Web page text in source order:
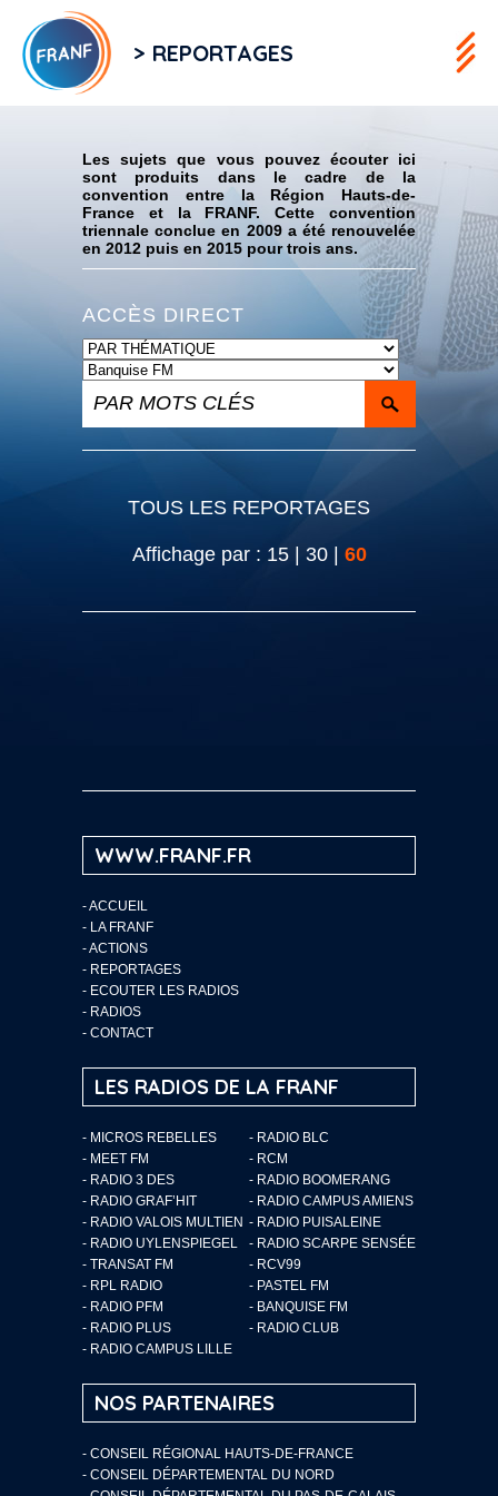
> REPORTAGES
Les sujets que vous pouvez écouter ici
sont produits dans le cadre de la
convention entre la Région Hauts-de-
France et la FRANF. Cette convention
triennale conclue en 2009 a été renouvelée
en 2012 puis en 2015 pour trois ans.
ACCÈS DIRECT
TOUS LES REPORTAGES
Affichage par : 15| 30| 60
WWW.FRANF.FR
-ACCUEIL
- LA FRANF
-ACTIONS
- REPORTAGES
- ECOUTER LES RADIOS
- RADIOS
- CONTACT
LES RADIOS DE LA FRANF
- MICROS REBELLES
- RADIO BLC
- MEET FM
- RCM
- RADIO 3 DES
- RADIO BOOMERANG
- RADIO GRAF’HIT
- RADIO CAMPUS AMIENS
- RADIO VALOIS MULTIEN - RADIO PUISALEINE
- RADIO UYLENSPIEGEL
- RADIO SCARPE SENSÉE
- TRANSAT FM
- RCV99
- RPL RADIO
- PASTEL FM
- RADIO PFM
- BANQUISE FM
- RADIO PLUS
- RADIO CLUB
- RADIO CAMPUS LILLE
NOS PARTENAIRES
- CONSEIL RÉGIONAL HAUTS-DE-FRANCE
- CONSEIL DÉPARTEMENTAL DU NORD